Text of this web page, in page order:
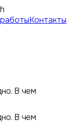
Контакты
В чем
В чем